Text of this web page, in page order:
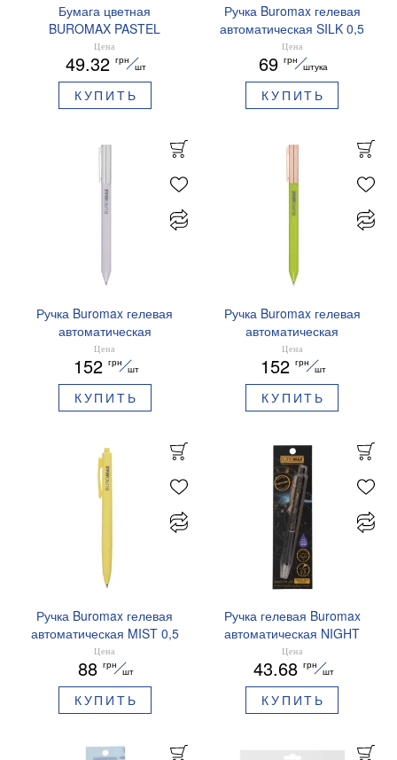
Бумага цветная
BUROMAX PASTEL
EUROMAX 20 арк А4 80 г/
мс BM.2721220E-08
Цена
49.32 грн
шт
КУПИТЬ
Ручка Buromax гелевая
автоматическая SILK 0,5
мм синие чернила
BM.83100
Цена
69 грн
штука
КУПИТЬ
Ручка Buromax гелевая
автоматическая
PRESTIGE SILVER 0,5 мм
синие чернила BM.83102
Цена
152 грн
шт
КУПИТЬ
Ручка Buromax гелевая
автоматическая
PRESTIGE GOLD 0,5 мм
синие чернила BM.83101
Цена
152 грн
шт
КУПИТЬ
Ручка Buromax гелевая
автоматическая MIST 0,5
мм синие чернила
BM.83103
Цена
88 грн
шт
КУПИТЬ
Ручка гелевая Buromax
автоматическая NIGHT
SKY ZODIAC 0.5 мм
ароматизированный грипп
синие чернила BM.8379-
01
Цена
43.68 грн
шт
КУПИТЬ